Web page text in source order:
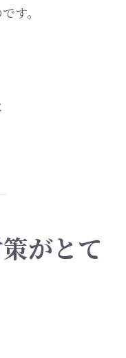
す。
がとて